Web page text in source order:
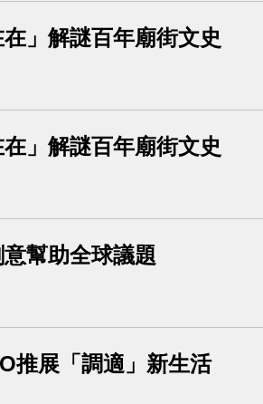
」解謎百年廟街文史
」解謎百年廟街文史
幫助全球議題
推展「調適」新生活